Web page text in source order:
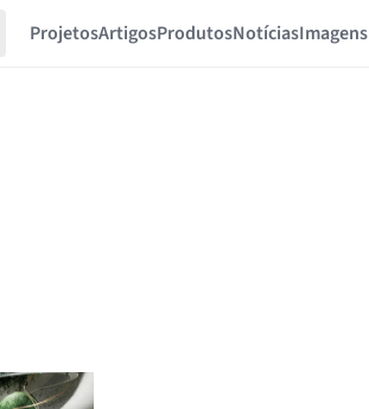
ProjetosArtigosProdutosNotíciasImagens